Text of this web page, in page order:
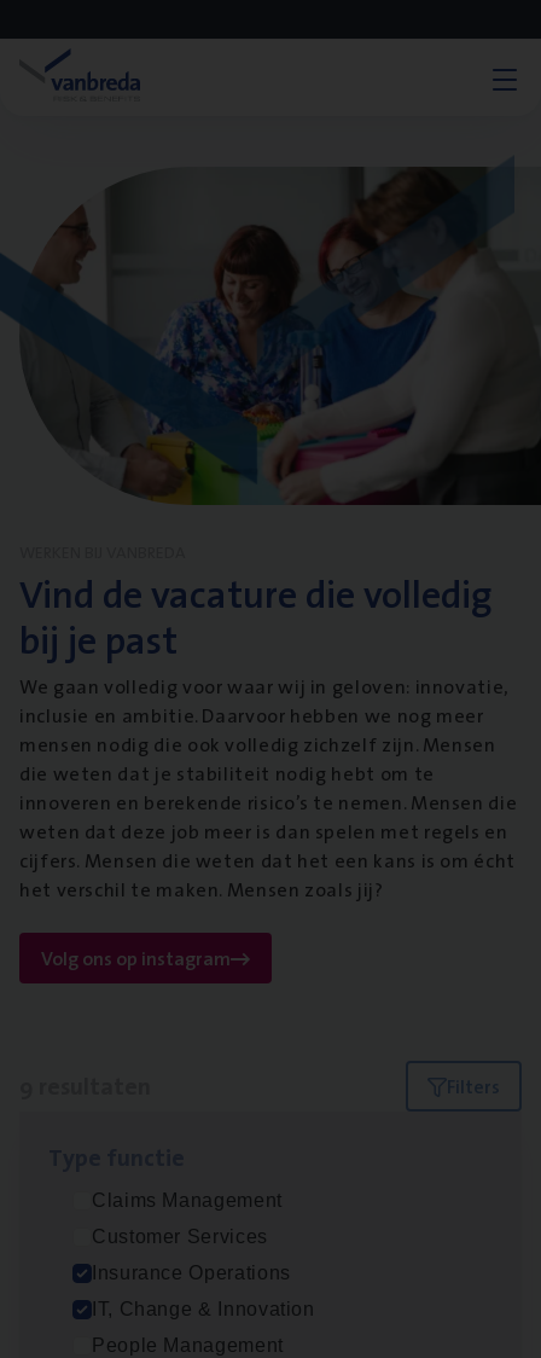
Vind de vacature die volledig
bij je past
We gaan volledig voor waar wij in geloven: innovatie,
inclusie en ambitie. Daarvoor hebben we nog meer
mensen nodig die ook volledig zichzelf zijn. Mensen
die weten dat je stabiliteit nodig hebt om te
innoveren en berekende risico’s te nemen. Mensen die
weten dat deze job meer is dan spelen met regels en
cijfers. Mensen die weten dat het een kans is om écht
het verschil te maken. Mensen zoals jij?
Volg ons op instagram
Filters
Claims Management
Customer Services
Insurance Operations
IT, Change & Innovation
People Management
(Agi­le)ITPro­ject Manager
IT, Change & Innovation
Antwerpen